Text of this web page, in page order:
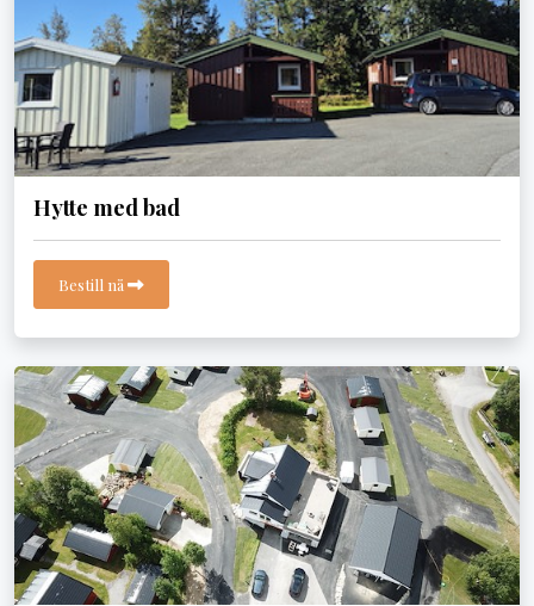
Hytte med bad
Bestill nå